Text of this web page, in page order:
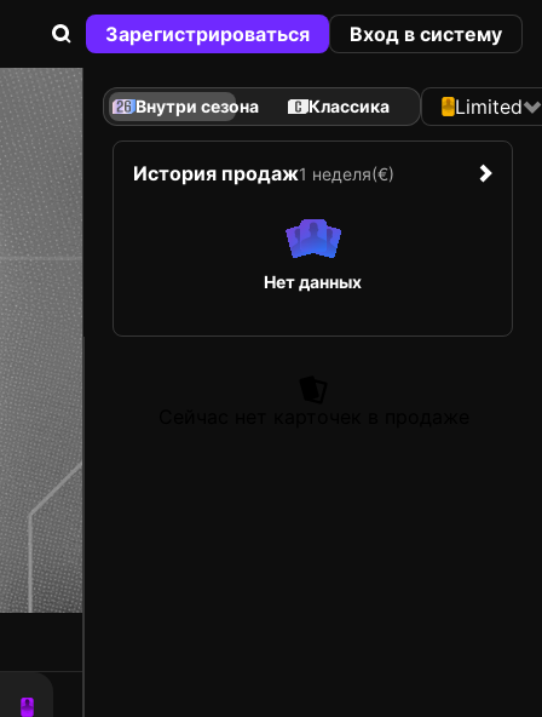
Зарегистрироваться Вход в систему
Внутри сезона Классика Limited
История продаж1 неделя(€)
Нет данных